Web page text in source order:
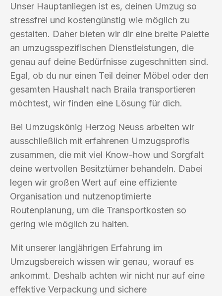
Unser Hauptanliegen ist es, deinen Umzug so
stressfrei und kostengünstig wie möglich zu
gestalten. Daher bieten wir dir eine breite Palette
an umzugsspezifischen Dienstleistungen, die
genau auf deine Bedürfnisse zugeschnitten sind.
Egal, ob du nur einen Teil deiner Möbel oder den
gesamten Haushalt nach Braila transportieren
möchtest, wir finden eine Lösung für dich.
Bei Umzugskönig Herzog Neuss arbeiten wir
ausschließlich mit erfahrenen Umzugsprofis
zusammen, die mit viel Know-how und Sorgfalt
deine wertvollen Besitztümer behandeln. Dabei
legen wir großen Wert auf eine effiziente
Organisation und nutzenoptimierte
Routenplanung, um die Transportkosten so
gering wie möglich zu halten.
Mit unserer langjährigen Erfahrung im
Umzugsbereich wissen wir genau, worauf es
ankommt. Deshalb achten wir nicht nur auf eine
effektive Verpackung und sichere